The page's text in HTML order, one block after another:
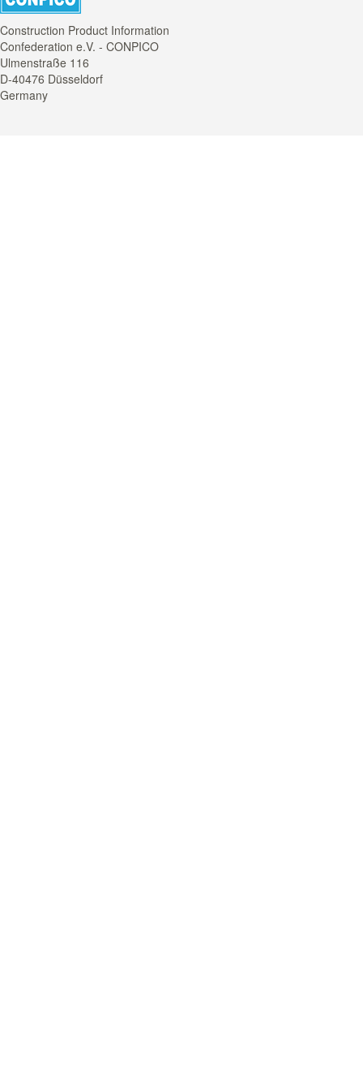
Construction Product Information
Confederation e.V. - CONPICO
Ulmenstraße 116
D-40476 Düsseldorf
Germany